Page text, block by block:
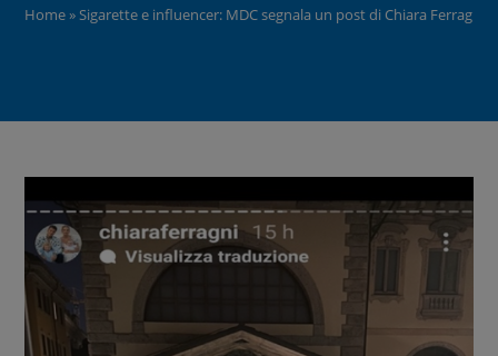
Home» Sigarette e influencer: MDC segnala un post di Chiara